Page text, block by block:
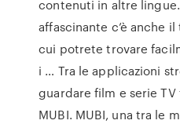
contenuti in altre
affascinante c’è anche il
cui potrete trovare
i … Tra le applicazioni
guardare film e serie
MUBI. MUBI, una tra le